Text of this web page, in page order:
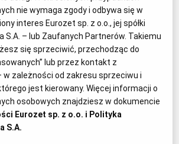
relacjonuje wydarzenia w
wojnami i katastrofami na
fotoreportaże można było
mediach na całym świecie m.in.
"Le Monde", "Lidové noviny",
czy "Gazecie Wyborczej".
z telewizjami m.in. Al Jazeera
2014 roku jest związany z
pracuje w redakcji
nie wymaga zgody i odbywa się w
interes Eurozet sp. z o.o., jej spółki
S.A. – lub Zaufanych Partnerów. Takiemu
się sprzeciwić, przechodząc do
lub przez kontakt z
zależności od zakresu sprzeciwu i
jest kierowany. Więcej informacji o
osobowych znajdziesz w dokumencie
Eurozet sp. z o.o. i Polityka
S.A.